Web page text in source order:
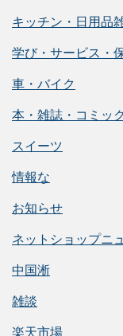
キッチン・日用品
学び・サービス・
車・バイク
本・雑誌・コミッ
スイーツ
情報な
お知らせ
ネットショップニ
中国淅
雑談
楽天市場